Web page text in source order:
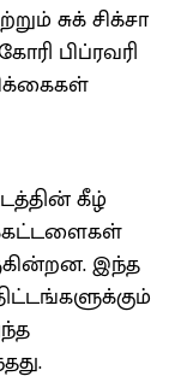
சுக் சிக்சா
பிப்ரவரி
கீழ்
இந்த